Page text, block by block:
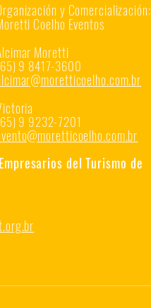
y Comercialización:
Coelho Eventos
Moretti
9 8417-3600
9 9232-7201
del Turismo de